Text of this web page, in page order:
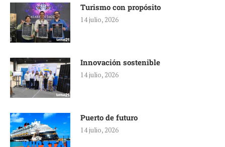
Turismo con propósito
14 julio, 2026
Innovación sostenible
14 julio, 2026
Puerto de futuro
14 julio, 2026